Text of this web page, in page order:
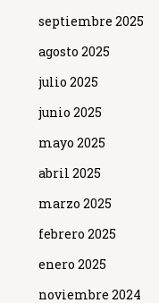
septiembre 2025
agosto 2025
julio 2025
junio 2025
mayo 2025
abril 2025
marzo 2025
febrero 2025
enero 2025
noviembre 2024